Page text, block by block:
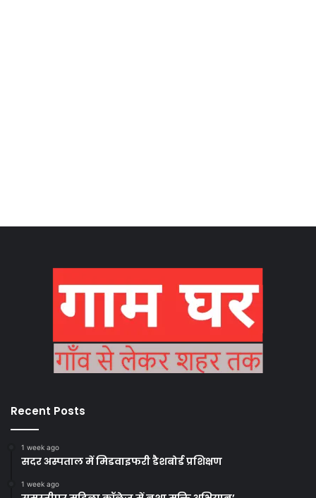
Recent Posts
1 week ago
सदर अस्पताल में मिडवाइफरी डैशबोर्ड प्रशिक्षण
1 week ago